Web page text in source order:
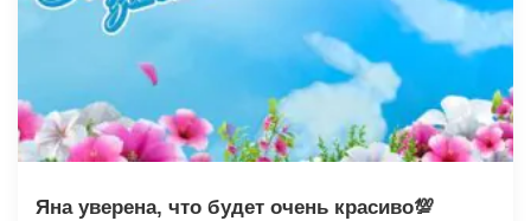
Яна уверена, что будет очень красиво💯